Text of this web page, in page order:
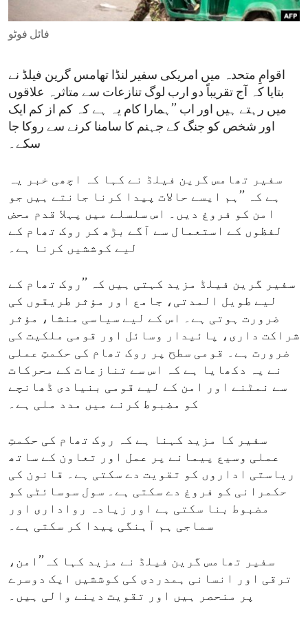
ENVIRONMENT AND HEALTH
IDEALS AND INSTITUTIONS
فائل فوٹو
اقوامِ متحدہ میں امریکی سفیر لنڈا تھامس گرین فیلڈ نے
بتایا کہ آج تقریباً دو ارب لوگ تنازعات سے متاثرہ علاقوں
میں رہتے ہیں اور اب ’’ہمارا کام یہ ہے کہ کم از کم ایک
اور شخص کو جنگ کے جہنم کا سامنا کرنے سے روکا جا
سکے۔
سفیر تھامس گرین فیلڈ نے کہا کہ اچھی خبر یہ
ہے کہ ’’ہم ایسے حالات پیدا کرنا جانتے ہیں جو
امن کو فروغ دیں۔ اس سلسلے میں پہلا قدم محض
لفظوں کے استعمال سے آگے بڑھ کر روک تھام کے
لیے کوششیں کرنا ہے۔
سفیر گرین فیلڈ مزید کہتی ہیں کہ ’’روک تھام کے
لیے طویل المدتی، جامع اور مؤثر طریقوں کی
ضرورت ہوتی ہے۔ اس کے لیے سیاسی منشا، مؤثر
شراکت داری، پائیدار وسائل اور قومی ملکیت کی
ضرورت ہے۔ قومی سطح پر روک تھام کی حکمتِ عملی
نے یہ دکھایا ہے کہ اس سے تنازعات کے محرکات
سے نمٹنے اور امن کے لیے قومی بنیادی ڈھانچے
کو مضبوط کرنے میں مدد ملی ہے۔
سفیر کا مزید کہنا ہے کہ روک تھام کی حکمتِ
عملی وسیع پیمانے پر عمل اور تعاون کے ساتھ
ریاستی اداروں کو تقویت دے سکتی ہے۔ قانون کی
حکمرانی کو فروغ دے سکتی ہے۔ سول سوسائٹی کو
مضبوط بنا سکتی ہے اور زیادہ رواداری اور
سماجی ہم آہنگی پیدا کر سکتی ہے۔
سفیر تھامس گرین فیلڈ نے مزید کہا کہ’’امن،
ترقی اور انسانی ہمدردی کی کوششیں ایک دوسرے
پر منحصر ہیں اور تقویت دینے والی ہیں۔